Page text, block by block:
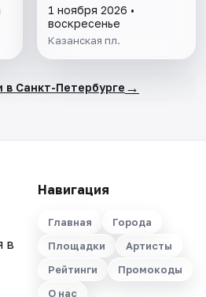
1 ноября 2026 •
воскресенье
Казанская пл.
в Санкт-Петербурге →
в
Навигация
Главная
Города
Площадки
Артисты
Рейтинги
Промокоды
О нас